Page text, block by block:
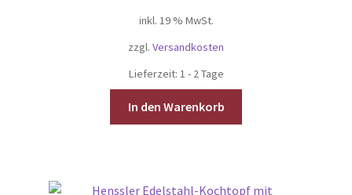
war:
€69,99 €62,99.
inkl. 19 % MwSt.
zzgl. Versandkosten
Lieferzeit: 1 - 2 Tage
In den Warenkorb